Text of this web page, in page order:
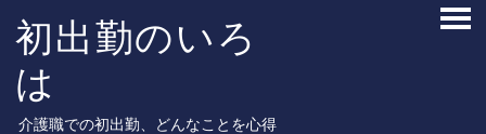
content
初出勤のいろ
は
介護職での初出勤、どんなことを心得